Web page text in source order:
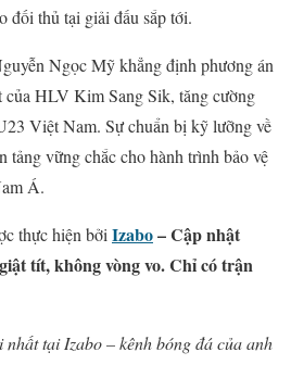
đối thủ tại giải đấu sắp tới.
Ngọc Mỹ khẳng định phương án
của HLV Kim Sang Sik, tăng cường
Việt Nam. Sự chuẩn bị kỹ lưỡng về
tảng vững chắc cho hành trình bảo vệ
Á.
thực hiện bởiIzabo– Cập nhật
tít, không vòng vo. Chỉ có trận
tại Izabo – kênh bóng đá của anh